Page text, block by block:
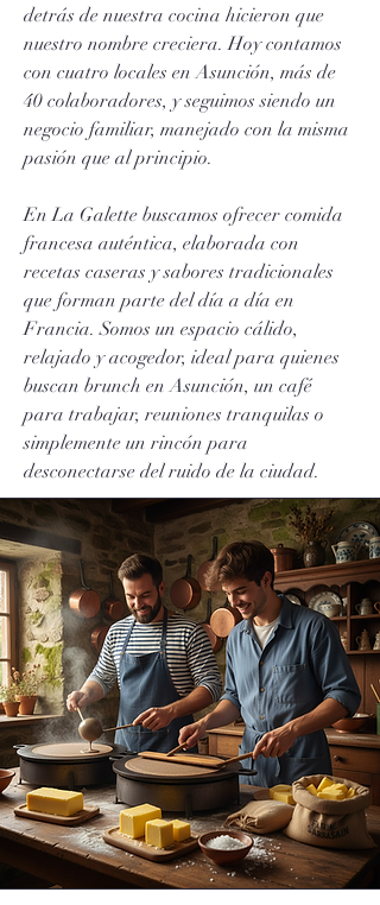
detrás de nuestra cocina hicieron que
nuestro nombre creciera. Hoy contamos
con cuatro locales en Asunción, más de
40 colaboradores, y seguimos siendo un
negocio familiar, manejado con la misma
pasión que al principio.
En La Galette buscamos ofrecer comida
francesa auténtica, elaborada con
recetas caseras y sabores tradicionales
que forman parte del día a día en
Francia. Somos un espacio cálido,
relajado y acogedor, ideal para quienes
buscan brunch en Asunción, un café
para trabajar, reuniones tranquilas o
simplemente un rincón para
desconectarse del ruido de la ciudad.